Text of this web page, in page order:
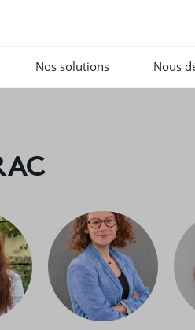
Nos solutions Nous